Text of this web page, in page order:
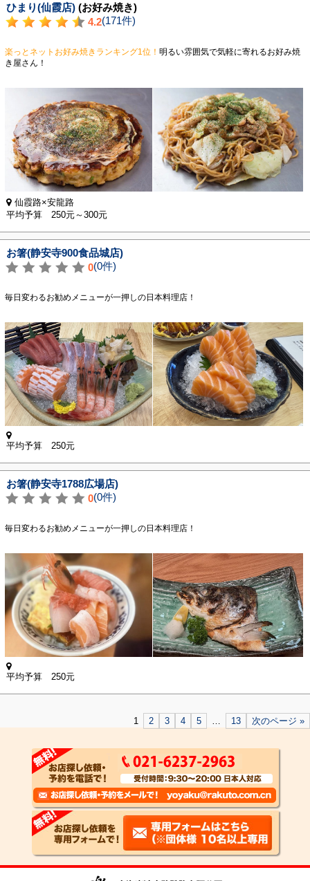
ひまり(仙霞店) (お好み焼き)
4.2(171件)
楽っとネットお好み焼きランキング1位！ 明るい雰囲気で気軽に寄れるお好み焼
き屋さん！
仙霞路×安龍路
平均予算 250元～300元
お箸(静安寺900食品城店)
0(0件)
毎日変わるお勧めメニューが一押しの日本料理店！
平均予算 250元
お箸(静安寺1788広場店)
0(0件)
毎日変わるお勧めメニューが一押しの日本料理店！
平均予算 250元
1 2 3 4 5 13 次のページ »